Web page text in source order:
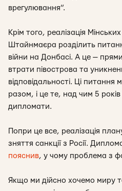
врегулювання”.
Крім того, реалізація
Штайнмаєра розділить
війни на Донбасі. А це —
втрати півострова та
відповідальності. Ці
разом, і це те, над чим 5
дипломати.
Попри це все, реалізація
зняття санкції з Росії.
пояснив, у чому проблема з
Якщо ми дійсно хочемо миру